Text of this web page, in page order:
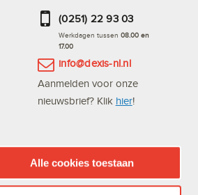
Alle cookies toestaan
(0251) 22 93 03
Werkdagen tussen 08.00 en
17.00
info@dexis-nl.nl
Aanmelden voor onze
nieuwsbrief? Klik hier!
DEXIS Scan App